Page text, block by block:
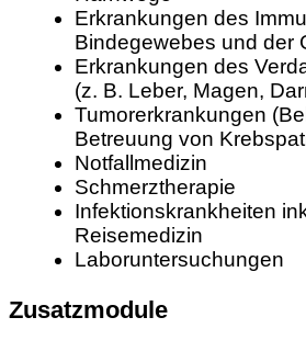
Erkrankungen des
Bindegewebes und der
Erkrankungen des
(z. B. Leber, Magen,
Tumorerkrankungen
Betreuung von
Notfallmedizin
Schmerztherapie
Infektionskrankheiten
Reisemedizin
Laboruntersuchungen
Zusatzmodule